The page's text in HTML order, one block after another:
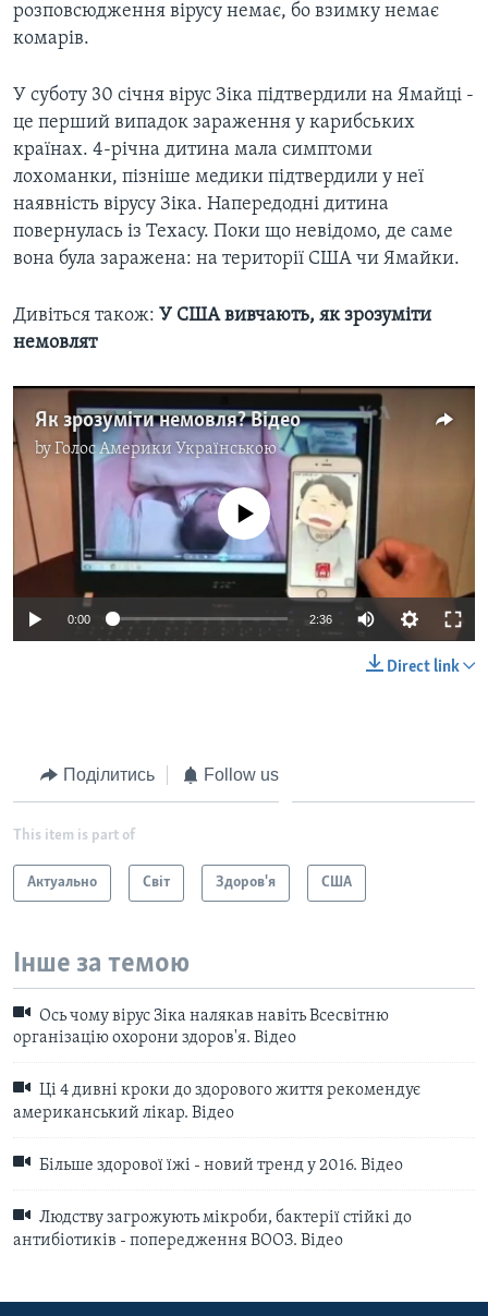
розповсюдження вірусу немає, бо взимку немає
комарів.
У суботу 30 січня вірус Зіка підтвердили на Ямайці -
це перший випадок зараження у карибських
країнах. 4-річна дитина мала симптоми
лохоманки, пізніше медики підтвердили у неї
наявність вірусу Зіка. Напередодні дитина
повернулась із Техасу. Поки що невідомо, де саме
вона була заражена: на території США чи Ямайки.
Дивіться також: У США вивчають, як зрозуміти
немовлят
Як зрозуміти немовля? Відео
byГолос Америки Українською
No media source currently available
0:00 2:36
Direct link
Поділитись Follow us
This item is part of
Актуально Світ Здоров'я США
Інше за темою
Ось чому вірус Зіка налякав навіть Всесвітню
організацію охорони здоров'я. Відео
Ці 4 дивні кроки до здорового життя рекомендує
американський лікар. Відео
Більше здорової їжі - новий тренд у 2016. Відео
Людству загрожують мікроби, бактерії стійкі до
антибіотиків - попередження ВООЗ. Відео